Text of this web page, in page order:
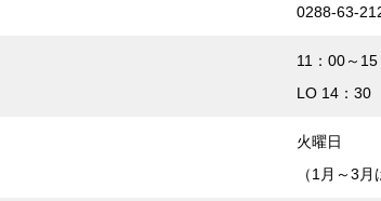
0288-63-
11：00～
LO 14：30
火曜日
（1月～3